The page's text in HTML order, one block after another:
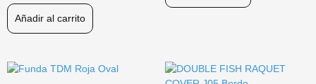
Añadir al carrito